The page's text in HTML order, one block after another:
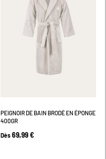
PEIGNOIR DE BAIN BRODÉ EN ÉPONGE
400GR
Dès 69,99 €